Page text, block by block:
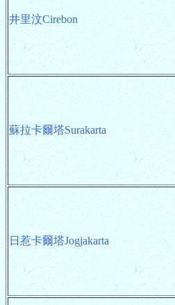
井里汶Cirebon
蘇拉卡爾塔Surakarta
日惹卡爾塔Jogjakarta